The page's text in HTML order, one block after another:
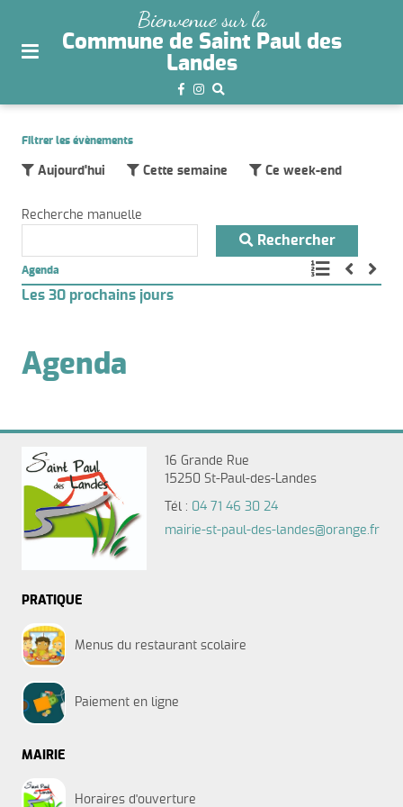
site
contenu
Bienvenue sur la
Commune de Saint Paul des
Landes
Agenda
Filtrer les évènements
Aujourd'hui Cette semaine Ce week-end
Recherche manuelle
Rechercher
Agenda
Les 30 prochains jours
16 Grande Rue
15250 St-Paul-des-Landes
Tél : 04 71 46 30 24
mairie-st-paul-des-landes@orange.fr
PRATIQUE
Menus du restaurant scolaire
Paiement en ligne
MAIRIE
Horaires d'ouverture